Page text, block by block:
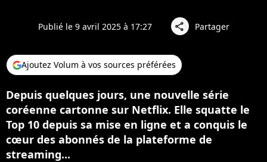
Publié le 9 avril 2025 à 17:27 share Partager
Ajoutez Volum à vos sources préférées
Depuis quelques jours, une nouvelle série
coréenne cartonne sur Netflix. Elle squatte le
Top 10 depuis sa mise en ligne et a conquis le
cœur des abonnés de la plateforme de
streaming...